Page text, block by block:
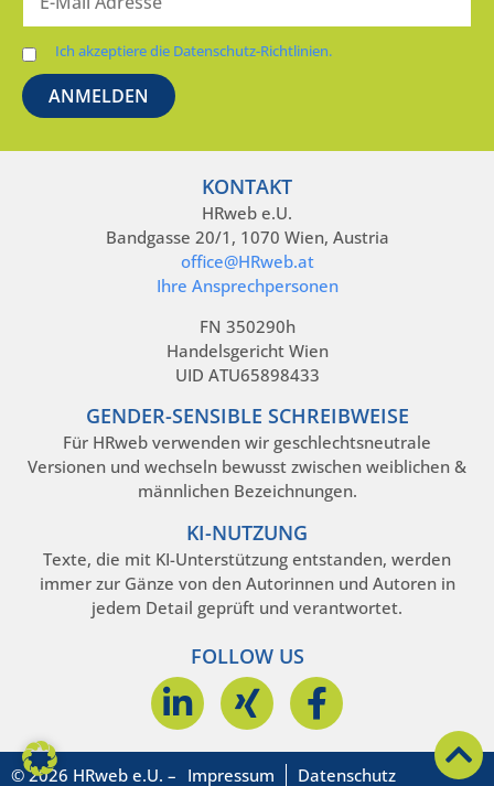
Ich akzeptiere die Datenschutz-Richtlinien.
KONTAKT
HRweb e.U.
Bandgasse 20/1, 1070 Wien, Austria
office@HRweb.at
Ihre Ansprechpersonen
FN 350290h
Handelsgericht Wien
UID ATU65898433
GENDER-SENSIBLE SCHREIBWEISE
Für HRweb verwenden wir geschlechtsneutrale
Versionen und wechseln bewusst zwischen weiblichen &
männlichen Bezeichnungen.
KI-NUTZUNG
Texte, die mit KI-Unterstützung entstanden, werden
immer zur Gänze von den Autorinnen und Autoren in
jedem Detail geprüft und verantwortet.
FOLLOW US
© 2026 HRweb e.U. – Impressum Datenschutz